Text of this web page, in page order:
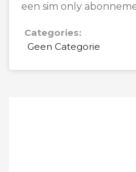
een sim only
Categories:
Geen Categorie